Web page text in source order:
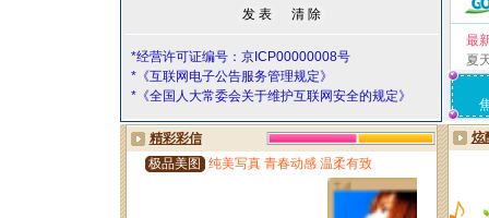
*经营许可证编号：京ICP00000008号
*《互联网电子公告服务管理规定》
*《全国人大常委会关于维护互联网安全的规定》
最
夏